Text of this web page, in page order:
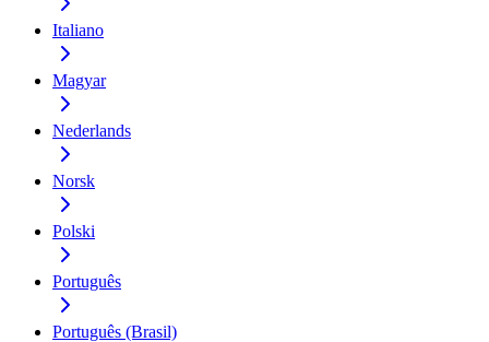
Italiano
Magyar
Nederlands
Norsk
Polski
Português
Português (Brasil)